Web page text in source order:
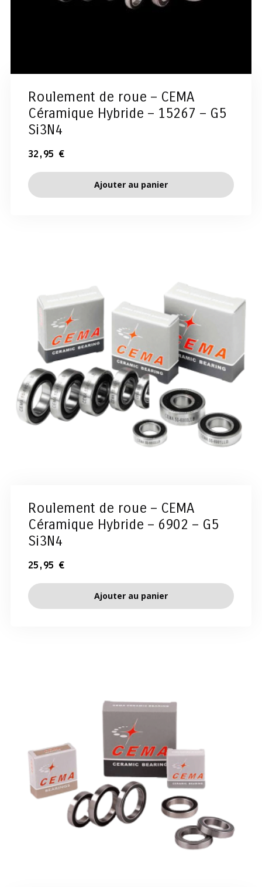
Roulement de roue – CEMA
Céramique Hybride – 15267 – G5
Si3N4
32,95 €
Ajouter au panier
Roulement de roue – CEMA
Céramique Hybride – 6902 – G5
Si3N4
25,95 €
Ajouter au panier